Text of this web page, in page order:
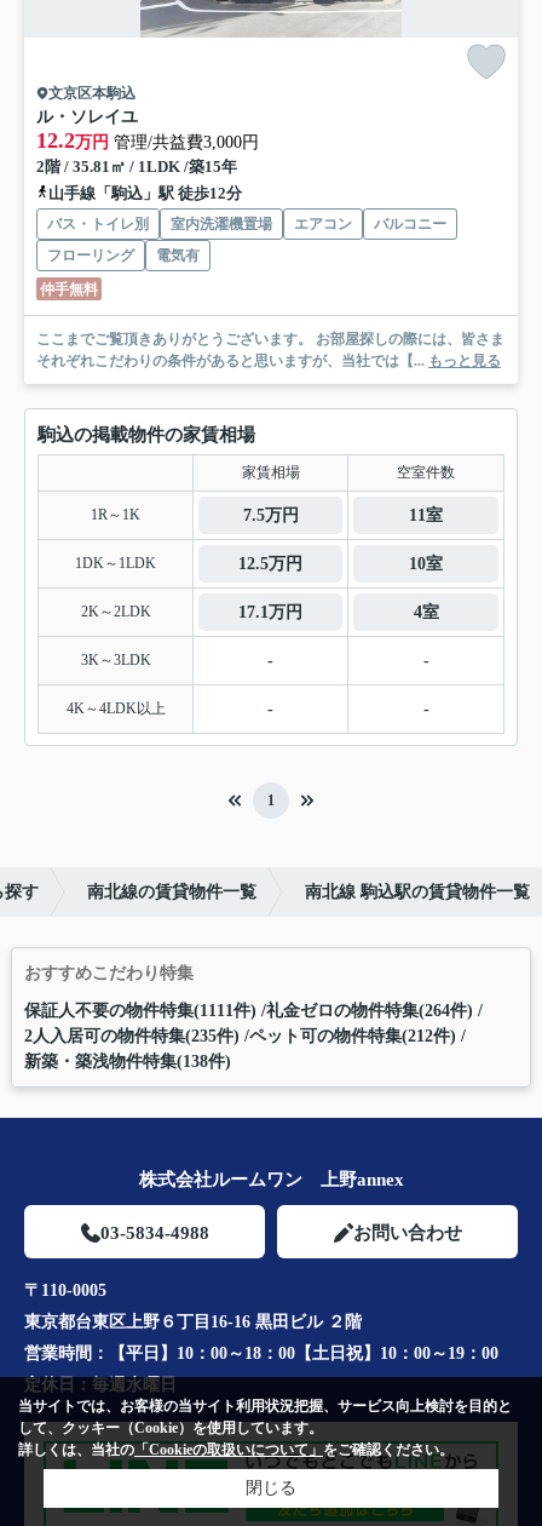
文京区本駒込
ル・ソレイユ
12.2万円 管理/共益費3,000円
2階 / 35.81㎡ / 1LDK /築15年
山手線「駒込」駅 徒歩12分
バス・トイレ別 室内洗濯機置場 エアコン
バルコニー
フローリング
電気有
仲手無料
ここまでご覧頂きありがとうございます。 お部屋探しの際には、皆さま
それぞれこだわりの条件があると思いますが、当社では【... もっと見る
駒込の掲載物件の家賃相場
家賃相場 空室件数
1R～1K 7.5万円 11室
1DK～1LDK 12.5万円 10室
2K～2LDK 17.1万円 4室
3K～3LDK - -
4K～4LDK以上 - -
1
探す 南北線の賃貸物件一覧 南北線 駒込駅の賃貸物件一覧
おすすめこだわり特集
保証人不要の物件特集(1111件) 礼金ゼロの物件特集(264件)
2人入居可の物件特集(235件) ペット可の物件特集(212件)
新築・築浅物件特集(138件)
株式会社ルームワン 上野annex
03-5834-4988 お問い合わせ
〒110-0005
東京都台東区上野６丁目16-16 黒田ビル ２階
営業時間：
【平日】10：00～18：00【土日祝】10：00～19：00
定休日： 毎週水曜日
当サイトでは、お客様の当サイト利用状況把握、サービス向上検討を目的と
して、クッキー（Cookie）を使用しています。
詳しくは、当社の 「Cookieの取扱いについて」 をご確認ください。
閉じる